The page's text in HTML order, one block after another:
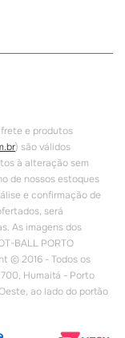
e produtos
) são válidos
à alteração sem
de nossos estoques
e confirmação de
será
As imagens dos
BALL PORTO
© 2016 - Todos os
Humaitá - Porto
ao lado do portão